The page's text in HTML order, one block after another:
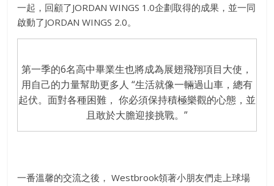
一起，回顧了JORDAN WINGS 1.0企劃取得的成果，並一同
啟動了JORDAN WINGS 2.0。
第一季的6名高中畢業生也將成為展翅飛翔項目大使，
用自己的力量幫助更多人 “生活就像一輛過山車，總有
起伏。面對各種困難， 你必須保持積極樂觀的心態，並
且敢於大膽迎接挑戰。”
一番溫馨的交流之後， Westbrook領著小朋友們走上球場